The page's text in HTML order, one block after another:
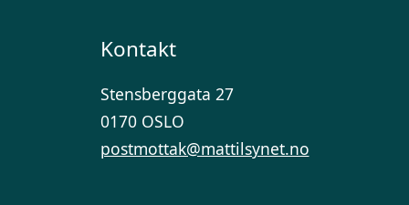
Kontakt
Stensberggata 27
0170 OSLO
postmottak@mattilsynet.no